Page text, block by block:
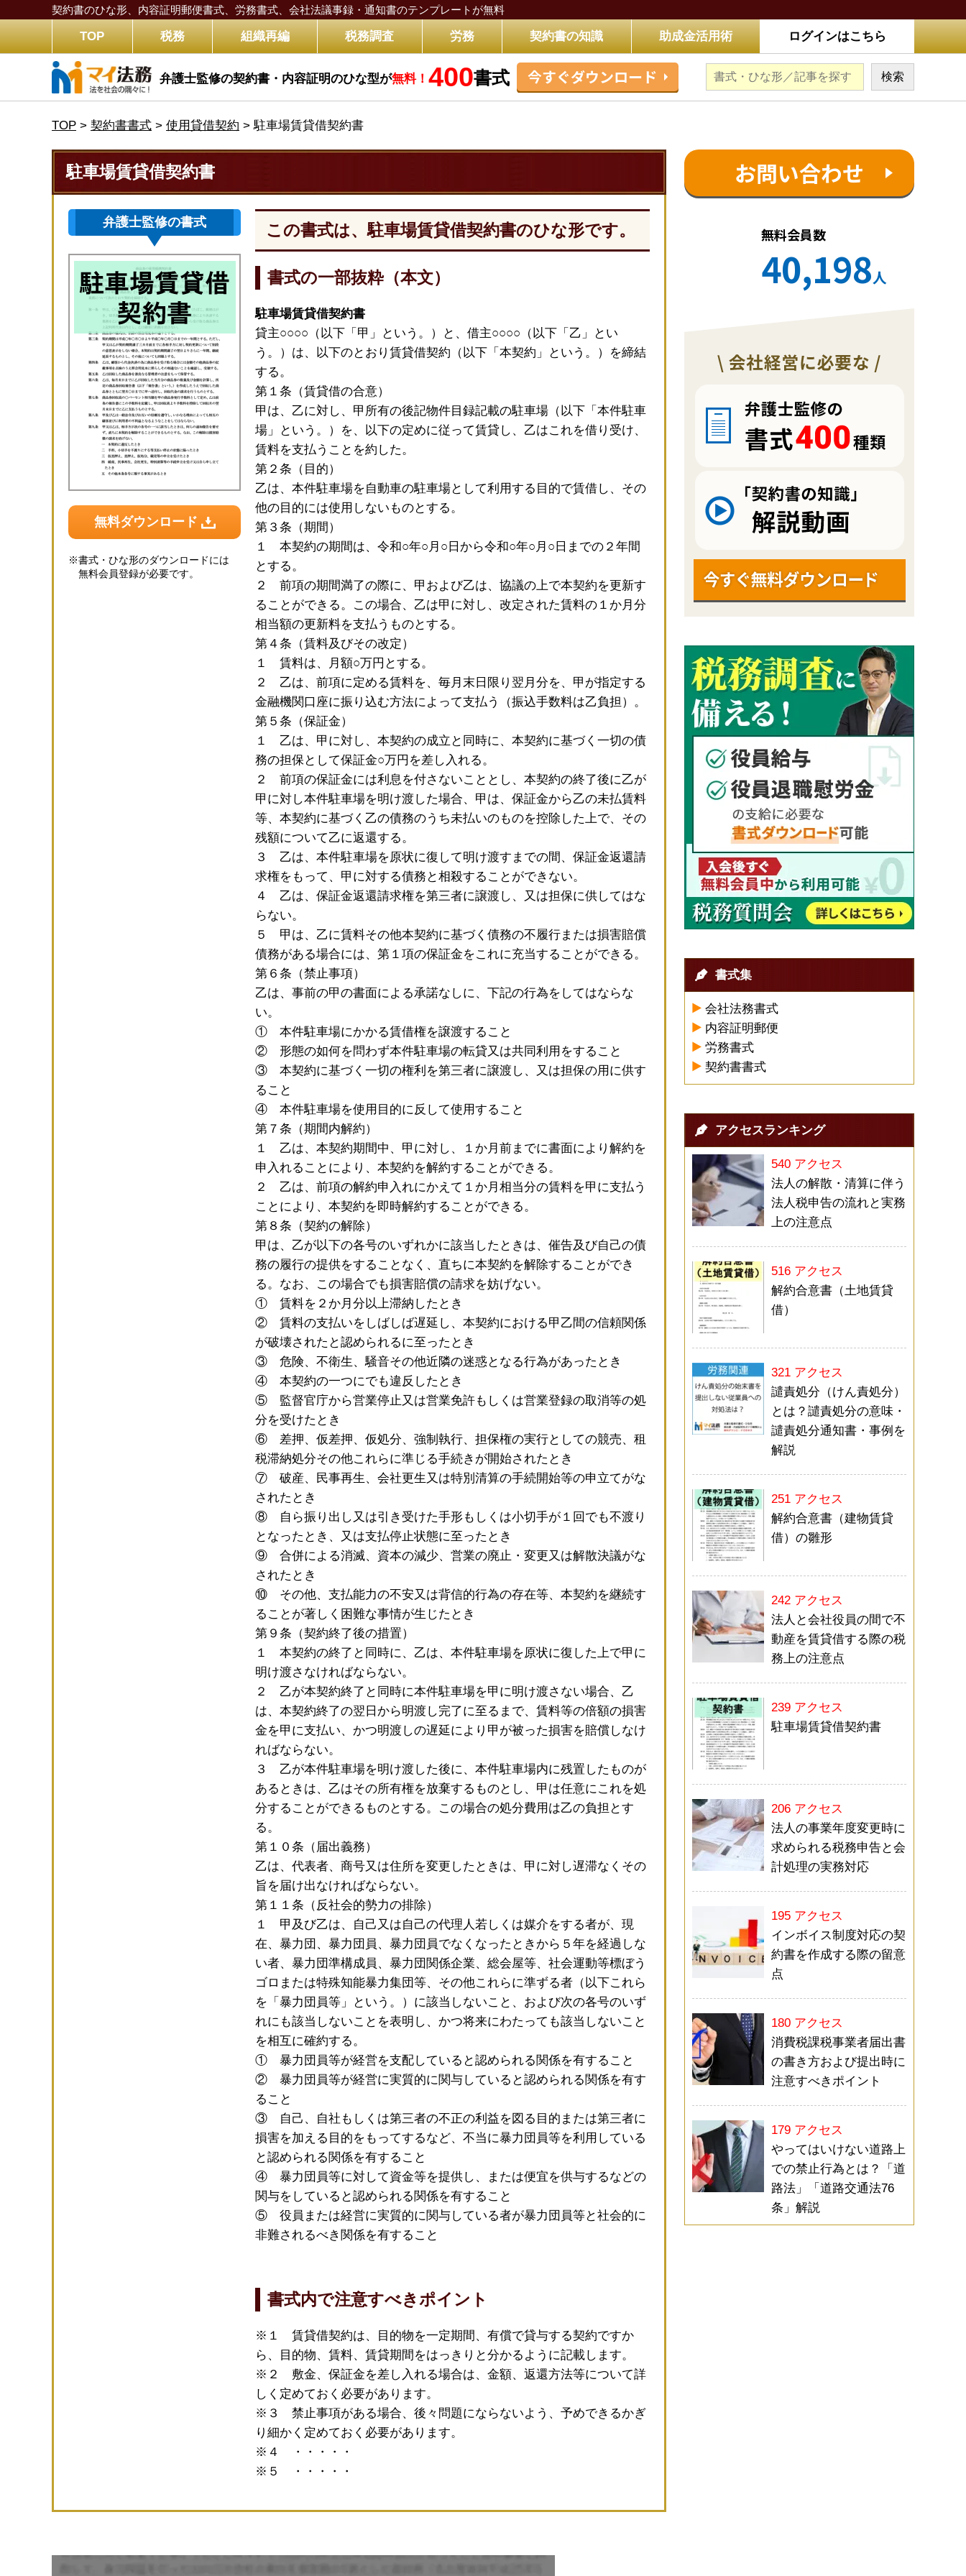
契約書のひな形、内容証明郵便書式、労務書式、 会社法議事録・通知書のテンプレートが無料
TOP 税務 組織再編 税務調査 労務 契約書の知識 助成金活用術 ログインはこちら
弁護士監修の契約書・内容証明のひな型が無料！ 400書式 今すぐダウンロード
TOP > 契約書書式 > 使用貸借契約 >駐車場賃貸借契約書
駐車場賃貸借契約書
弁護士監修の書式
無料ダウンロード
※書式・ひな形のダウンロードには
無料会員登録が必要です。
この書式は、駐車場賃貸借契約書のひな形です。
書式の一部抜粋（本文）
駐車場賃貸借契約書
貸主○○○○（以下「甲」という。）と、借主○○○○（以下「乙」とい
う。）は、以下のとおり賃貸借契約（以下「本契約」という。）を締結
する。
第１条（賃貸借の合意）
甲は、乙に対し、甲所有の後記物件目録記載の駐車場（以下「本件駐車
場」という。）を、以下の定めに従って賃貸し、乙はこれを借り受け、
賃料を支払うことを約した。
第２条（目的）
乙は、本件駐車場を自動車の駐車場として利用する目的で賃借し、その
他の目的には使用しないものとする。
第３条（期間）
１ 本契約の期間は、令和○年○月○日から令和○年○月○日までの２年間
とする。
２ 前項の期間満了の際に、甲および乙は、協議の上で本契約を更新す
ることができる。この場合、乙は甲に対し、改定された賃料の１か月分
相当額の更新料を支払うものとする。
第４条（賃料及びその改定）
１ 賃料は、月額○万円とする。
２ 乙は、前項に定める賃料を、毎月末日限り翌月分を、甲が指定する
金融機関口座に振り込む方法によって支払う（振込手数料は乙負担）。
第５条（保証金）
１ 乙は、甲に対し、本契約の成立と同時に、本契約に基づく一切の債
務の担保として保証金○万円を差し入れる。
２ 前項の保証金には利息を付さないこととし、本契約の終了後に乙が
甲に対し本件駐車場を明け渡した場合、甲は、保証金から乙の未払賃料
等、本契約に基づく乙の債務のうち未払いのものを控除した上で、その
残額について乙に返還する。
３ 乙は、本件駐車場を原状に復して明け渡すまでの間、保証金返還請
求権をもって、甲に対する債務と相殺することができない。
４ 乙は、保証金返還請求権を第三者に譲渡し、又は担保に供してはな
らない。
５ 甲は、乙に賃料その他本契約に基づく債務の不履行または損害賠償
債務がある場合には、第１項の保証金をこれに充当することができる。
第６条（禁止事項）
乙は、事前の甲の書面による承諾なしに、下記の行為をしてはならな
い。
① 本件駐車場にかかる賃借権を譲渡すること
② 形態の如何を問わず本件駐車場の転貸又は共同利用をすること
③ 本契約に基づく一切の権利を第三者に譲渡し、又は担保の用に供す
ること
④ 本件駐車場を使用目的に反して使用すること
第７条（期間内解約）
１ 乙は、本契約期間中、甲に対し、１か月前までに書面により解約を
申入れることにより、本契約を解約することができる。
２ 乙は、前項の解約申入れにかえて１か月相当分の賃料を甲に支払う
ことにより、本契約を即時解約することができる。
第８条（契約の解除）
甲は、乙が以下の各号のいずれかに該当したときは、催告及び自己の債
務の履行の提供をすることなく、直ちに本契約を解除することができ
る。なお、この場合でも損害賠償の請求を妨げない。
① 賃料を２か月分以上滞納したとき
② 賃料の支払いをしばしば遅延し、本契約における甲乙間の信頼関係
が破壊されたと認められるに至ったとき
③ 危険、不衛生、騒音その他近隣の迷惑となる行為があったとき
④ 本契約の一つにでも違反したとき
⑤ 監督官庁から営業停止又は営業免許もしくは営業登録の取消等の処
分を受けたとき
⑥ 差押、仮差押、仮処分、強制執行、担保権の実行としての競売、租
税滞納処分その他これらに準じる手続きが開始されたとき
⑦ 破産、民事再生、会社更生又は特別清算の手続開始等の申立てがな
されたとき
⑧ 自ら振り出し又は引き受けた手形もしくは小切手が１回でも不渡り
となったとき、又は支払停止状態に至ったとき
⑨ 合併による消滅、資本の減少、営業の廃止・変更又は解散決議がな
されたとき
⑩ その他、支払能力の不安又は背信的行為の存在等、本契約を継続す
ることが著しく困難な事情が生じたとき
第９条（契約終了後の措置）
１ 本契約の終了と同時に、乙は、本件駐車場を原状に復した上で甲に
明け渡さなければならない。
２ 乙が本契約終了と同時に本件駐車場を甲に明け渡さない場合、乙
は、本契約終了の翌日から明渡し完了に至るまで、賃料等の倍額の損害
金を甲に支払い、かつ明渡しの遅延により甲が被った損害を賠償しなけ
ればならない。
３ 乙が本件駐車場を明け渡した後に、本件駐車場内に残置したものが
あるときは、乙はその所有権を放棄するものとし、甲は任意にこれを処
分することができるものとする。この場合の処分費用は乙の負担とす
る。
第１０条（届出義務）
乙は、代表者、商号又は住所を変更したときは、甲に対し遅滞なくその
旨を届け出なければならない。
第１１条（反社会的勢力の排除）
１ 甲及び乙は、自己又は自己の代理人若しくは媒介をする者が、現
在、暴力団、暴力団員、暴力団員でなくなったときから５年を経過しな
い者、暴力団準構成員、暴力団関係企業、総会屋等、社会運動等標ぼう
ゴロまたは特殊知能暴力集団等、その他これらに準ずる者（以下これら
を「暴力団員等」という。）に該当しないこと、および次の各号のいず
れにも該当しないことを表明し、かつ将来にわたっても該当しないこと
を相互に確約する。
① 暴力団員等が経営を支配していると認められる関係を有すること
② 暴力団員等が経営に実質的に関与していると認められる関係を有す
ること
③ 自己、自社もしくは第三者の不正の利益を図る目的または第三者に
損害を加える目的をもってするなど、不当に暴力団員等を利用している
と認められる関係を有すること
④ 暴力団員等に対して資金等を提供し、または便宜を供与するなどの
関与をしていると認められる関係を有すること
⑤ 役員または経営に実質的に関与している者が暴力団員等と社会的に
非難されるべき関係を有すること
書式内で注意すべきポイント
※１ 賃貸借契約は、目的物を一定期間、有償で貸与する契約ですか
ら、目的物、賃料、賃貸期間をはっきりと分かるように記載します。
※２ 敷金、保証金を差し入れる場合は、金額、返還方法等について詳
しく定めておく必要があります。
※３ 禁止事項がある場合、後々問題にならないよう、予めできるかぎ
り細かく定めておく必要があります。
※４ ・・・・・
※５ ・・・・・
お問い合わせ
無料会員数
40,198人
書式集
会社法務書式
内容証明郵便
労務書式
契約書書式
アクセスランキング
540 アクセス
法人の解散・清算に伴う
法人税申告の流れと実務
上の注意点
516 アクセス
解約合意書（土地賃貸
借）
321 アクセス
譴責処分（けん責処分）
とは？譴責処分の意味・
譴責処分通知書・事例を
解説
251 アクセス
解約合意書（建物賃貸
借）の雛形
242 アクセス
法人と会社役員の間で不
動産を賃貸借する際の税
務上の注意点
239 アクセス
駐車場賃貸借契約書
206 アクセス
法人の事業年度変更時に
求められる税務申告と会
計処理の実務対応
195 アクセス
インボイス制度対応の契
約書を作成する際の留意
点
180 アクセス
消費税課税事業者届出書
の書き方および提出時に
注意すべきポイント
179 アクセス
やってはいけない道路上
での禁止行為とは？「道
路法」「道路交通法76
条」解説